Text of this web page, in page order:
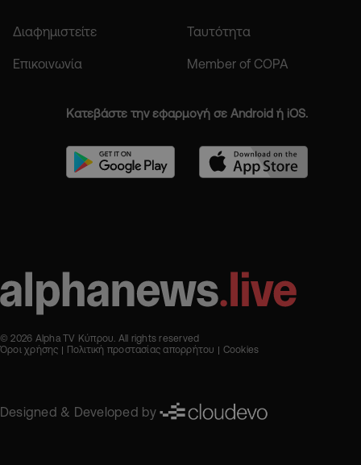
Διαφημιστείτε Ταυτότητα
Επικοινωνία Member of COPA
Κατεβάστε την εφαρμογή σε Android ή iOS.
© 2026 Alpha TV Κύπρου. All rights reserved
Όροι χρήσης
Πολιτική προστασίας απορρήτου Cookies
Designed & Developed by